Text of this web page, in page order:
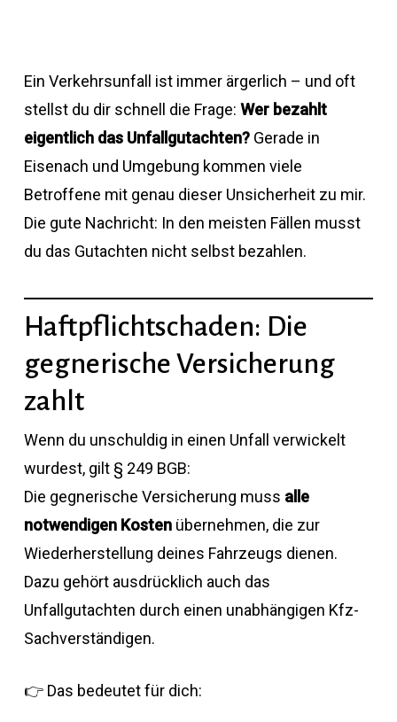
Ein Verkehrsunfall ist immer ärgerlich – und oft
stellst du dir schnell die Frage: Wer bezahlt
eigentlich das Unfallgutachten?Gerade in
Eisenach und Umgebung kommen viele
Betroffene mit genau dieser Unsicherheit zu mir.
Die gute Nachricht: In den meisten Fällen musst
du das Gutachten nicht selbst bezahlen.
Haftpflichtschaden: Die
gegnerische Versicherung
zahlt
Wenn du unschuldig in einen Unfall verwickelt
wurdest, gilt § 249 BGB:
Die gegnerische Versicherung muss alle
notwendigen Kostenübernehmen, die zur
Wiederherstellung deines Fahrzeugs dienen.
Dazu gehört ausdrücklich auch das
Unfallgutachten durch einen unabhängigen Kfz-
Sachverständigen.
👉 Das bedeutet für dich: